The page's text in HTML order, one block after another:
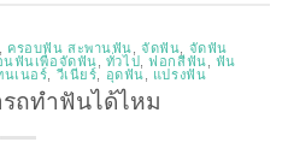
ครอบฟัน สะพานฟัน ,จัดฟัน
จัดฟัน
นฟันเพื่อจัดฟัน ทั่วไป ,ฟอกสีฟัน
ฟัน
นเนอร์ วีเนียร์ อุดฟัน แปรงฟัน
ถทำฟันได้ไหม